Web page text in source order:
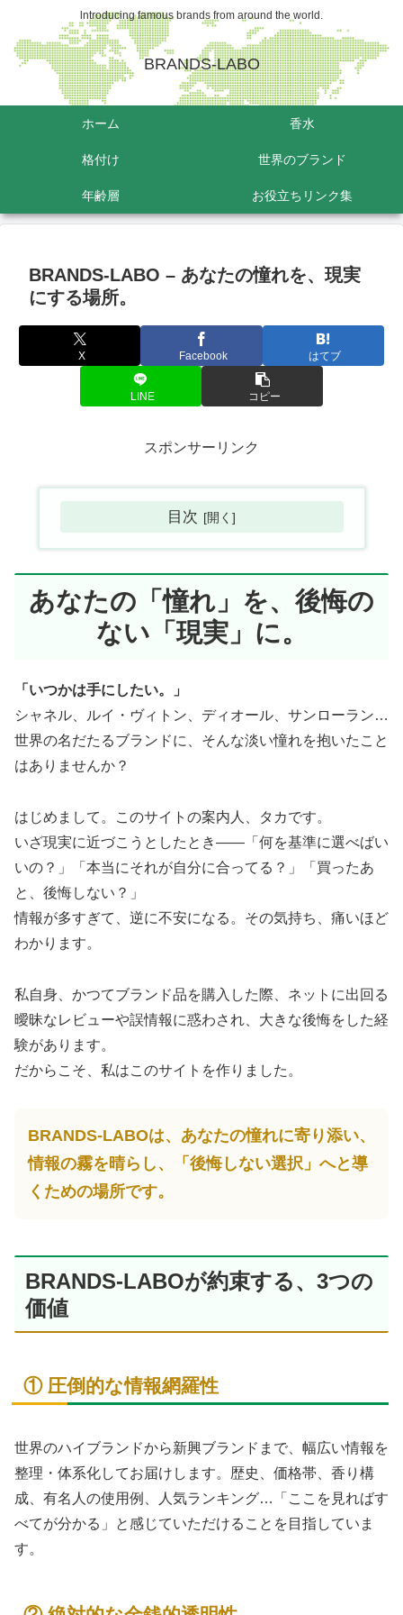
lntroducing famous brands from around the world.
BRANDS-LABO
ホーム 香水
格付け 世界のブランド
年齢層 お役立ちリンク集
BRANDS-LABO – あなたの憧れを、現実
にする場所。
X Facebook はてブ
LINE コピー
スポンサーリンク
目次
あなたの「憧れ」を、後悔の
ない「現実」に。
「いつかは手にしたい。」
シャネル、ルイ・ヴィトン、ディオール、サンローラン…
世界の名だたるブランドに、そんな淡い憧れを抱いたこと
はありませんか？
はじめまして。このサイトの案内人、タカです。
いざ現実に近づこうとしたとき――「何を基準に選べばい
いの？」「本当にそれが自分に合ってる？」「買ったあ
と、後悔しない？」
情報が多すぎて、逆に不安になる。その気持ち、痛いほど
わかります。
私自身、かつてブランド品を購入した際、ネットに出回る
曖昧なレビューや誤情報に惑わされ、大きな後悔をした経
験があります。
だからこそ、私はこのサイトを作りました。
BRANDS-LABOは、あなたの憧れに寄り添い、
情報の霧を晴らし、「後悔しない選択」へと導
くための場所です。
BRANDS-LABOが約束する、3つの
価値
① 圧倒的な情報網羅性
世界のハイブランドから新興ブランドまで、幅広い情報を
整理・体系化してお届けします。歴史、価格帯、香り構
成、有名人の使用例、人気ランキング…「ここを見ればす
べてが分かる」と感じていただけることを目指していま
す。